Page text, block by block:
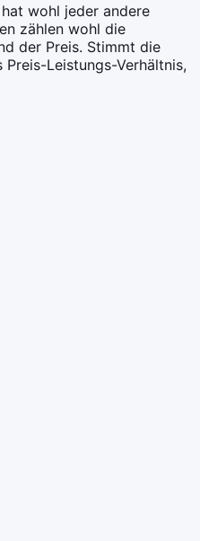
wohl jeder andere
zählen wohl die
der Preis. Stimmt die
Preis-Leistungs-Verhältnis,